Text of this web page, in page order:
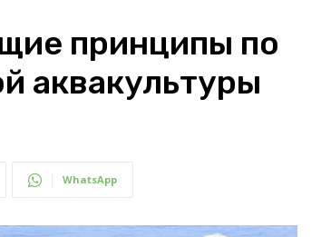
принципы по
аквакультуры
WhatsApp